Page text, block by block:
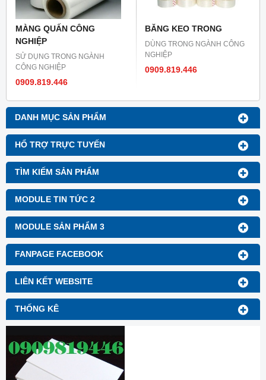
DANH MỤC SẢN PHẨM
HỔ TRỢ TRỰC TUYẾN
TÌM KIẾM SẢN PHẨM
MODULE TIN TỨC 2
MODULE SẢN PHẨM 3
FANPAGE FACEBOOK
LIÊN KẾT WEBSITE
THỐNG KÊ
MÀNG QUẤN CÔNG
NGHIỆP
SỬ DỤNG TRONG NGÀNH
CÔNG NGHIỆP
0909.819.446
BĂNG KEO TRONG
DÙNG TRONG NGÀNH CÔNG
NGHIỆP
0909.819.446